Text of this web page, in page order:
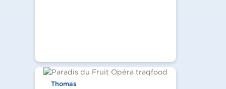
Thomas